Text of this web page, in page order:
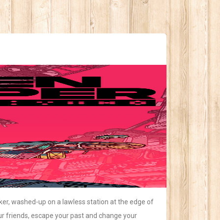
washed-up on a lawless station at the edge of
friends, escape your past and change your